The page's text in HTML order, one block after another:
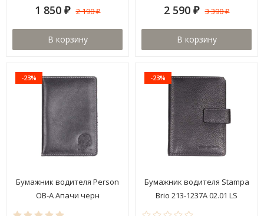
1 850 ₽ 2 190₽
В корзину
2 590 ₽ 3 390₽
В корзину
-23%
Бумажник водителя Person
ОВ-А Апачи черн
-23%
Бумажник водителя Stampa
Brio 213-1237A 02.01 LS